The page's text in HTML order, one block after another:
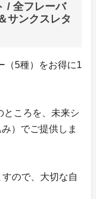
/ 全フレーバ
サンクスレタ
（5種）をお得に1
ところを、未来シ
）でご提供しま
ので、大切な自